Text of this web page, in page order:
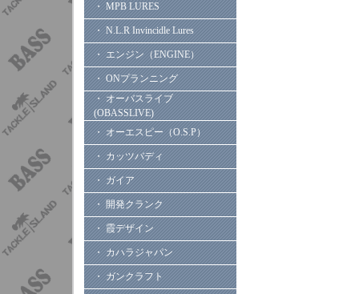
・ MPB LURES
・ N.L.R Invincidle Lures
・ エンジン（ENGINE）
・ ONプランニング
・ オーバスライブ
(OBASSLIVE)
・ オーエスピー（O.S.P）
・ カッツバディ
・ ガイア
・ 開発クランク
・ 霞デザイン
・ カハラジャパン
・ ガンクラフト